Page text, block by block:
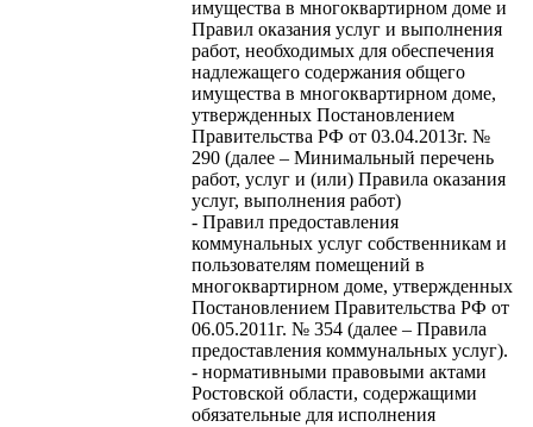
имущества в многоквартирном доме и
Правил оказания услуг и выполнения
работ, необходимых для обеспечения
надлежащего содержания общего
имущества в многоквартирном доме,
утвержденных Постановлением
Правительства РФ от 03.04.2013г. №
290 (далее – Минимальный перечень
работ, услуг и (или) Правила оказания
услуг, выполнения работ)
- Правил предоставления
коммунальных услуг собственникам и
пользователям помещений в
многоквартирном доме, утвержденных
Постановлением Правительства РФ от
06.05.2011г. № 354 (далее – Правила
предоставления коммунальных услуг).
- нормативными правовыми актами
Ростовской области, содержащими
обязательные для исполнения